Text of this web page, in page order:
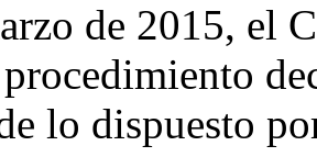
de 2015, el
lo dispuesto